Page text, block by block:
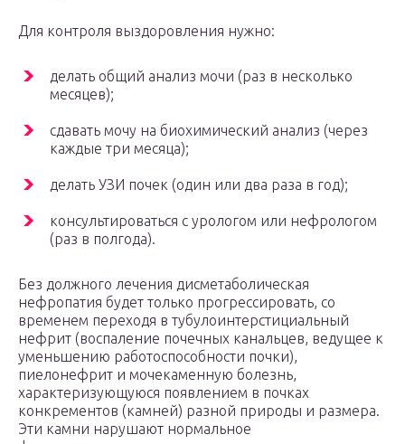
Для контроля выздоровления нужно:
делать общий анализ мочи (раз в несколько
месяцев);
сдавать мочу на биохимический анализ (через
каждые три месяца);
делать УЗИ почек (один или два раза в год);
консультироваться с урологом или нефрологом
(раз в полгода).
Без должного лечения дисметаболическая
нефропатия будет только прогрессировать, со
временем переходя в тубулоинтерстициальный
нефрит (воспаление почечных канальцев, ведущее к
уменьшению работоспособности почки),
пиелонефрит и мочекаменную болезнь,
характеризующуюся появлением в почках
конкрементов (камней) разной природы и размера.
Эти камни нарушают нормальное